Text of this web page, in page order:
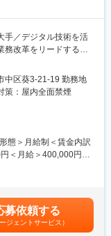
現在は国内外約20か所
ジニアリングの知識
た体制の整備。
、構築の実現。
、国内コンタクトレ
トップクラスクラスシ
（特に中国）のマーケ
手／デジタル技術を活
務改革をリードする推
、全社視点での価値創
ジタル戦略領域に
社横断でDXを推進して
だきます。
ら提案・実行するポジ
中区葵3-21-19 勤務地
策：屋内全面禁煙
態＞月給制＜賃金内訳
＜月給＞400,000円～
性があります。月給(月
募依頼する
ージェントサービス）